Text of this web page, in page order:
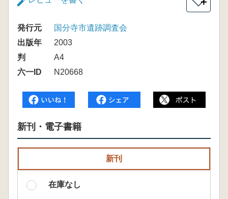
発行元
国分寺市遺跡調査会
出版年
2003
判
A4
六一ID
N20668
新刊・電子書籍
新刊
在庫なし